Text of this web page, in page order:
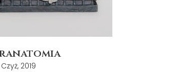
2019